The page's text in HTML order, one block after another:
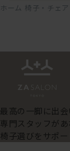
ホーム 椅子・チェア
最高の一脚に出
専門スタッフが
椅子選びをサポー